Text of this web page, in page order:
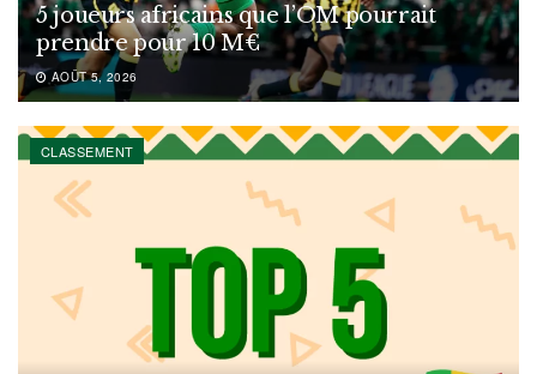
5 joueurs africains que l’OM pourrait
prendre pour 10 M€
AOÛT 5, 2026
CLASSEMENT